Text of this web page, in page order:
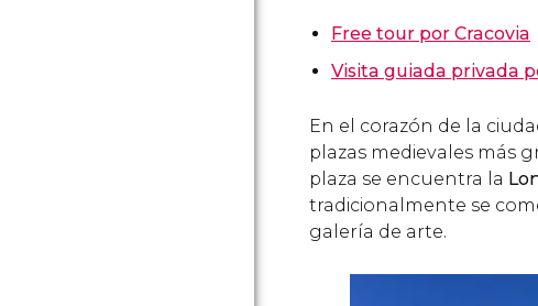
Free tour por Cracovia
Visita guiada privada
En el corazón de la
plazas medievales más
plaza se encuentra la
tradicionalmente se
galería de arte.